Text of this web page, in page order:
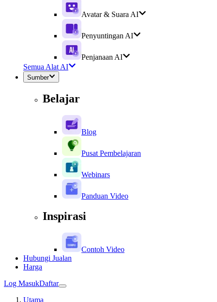
Avatar & Suara AI
Penyuntingan AI
Penjanaan AI
Semua Alat AI
Sumber
Belajar
Blog
Pusat Pembelajaran
Webinars
Panduan Video
Inspirasi
Contoh Video
Hubungi Jualan
Harga
Log MasukDaftar
Utama